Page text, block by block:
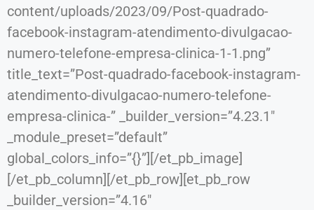
content/uploads/2023/09/Post-quadrado-
facebook-instagram-atendimento-divulgacao-
numero-telefone-empresa-clinica-1-1.png”
title_text=”Post-quadrado-facebook-instagram-
atendimento-divulgacao-numero-telefone-
empresa-clinica-” _builder_version=”4.23.1″
_module_preset=”default”
global_colors_info=”{}”][/et_pb_image]
[/et_pb_column][/et_pb_row][et_pb_row
_builder_version=”4.16″